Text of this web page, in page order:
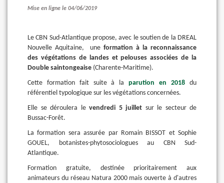
Mise en ligne le 04/06/2019
Le CBN Sud-Atlantique propose, avec le soutien de la DREAL
Nouvelle Aquitaine, une formation à la reconnaissance
des végétations de landes et pelouses associées de la
Double saintongeaise (Charente-Maritime).
Cette formation fait suite à la parution en 2018 du
référentiel typologique sur les végétations concernées.
Elle se déroulera le vendredi 5 juillet sur le secteur de
Bussac-Forêt.
La formation sera assurée par Romain BISSOT et Sophie
GOUEL, botanistes-phytosociologues au CBN Sud-
Atlantique.
Formation gratuite, destinée prioritairement aux
animateurs du réseau Natura 2000 mais ouverte à d'autres